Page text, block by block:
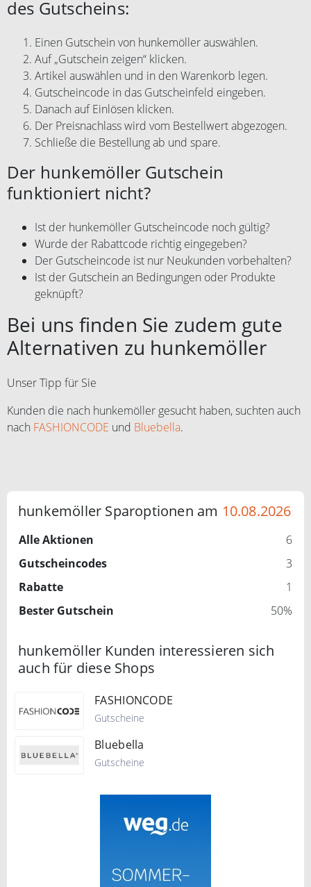
des Gutscheins:
Einen Gutschein von hunkemöller auswählen.
Auf „Gutschein zeigen“ klicken.
Artikel auswählen und in den Warenkorb legen.
Gutscheincode in das Gutscheinfeld eingeben.
Danach auf Einlösen klicken.
Der Preisnachlass wird vom Bestellwert abgezogen.
Schließe die Bestellung ab und spare.
Der hunkemöller Gutschein
funktioniert nicht?
Ist der hunkemöller Gutscheincode noch gültig?
Wurde der Rabattcode richtig eingegeben?
Der Gutscheincode ist nur Neukunden vorbehalten?
Ist der Gutschein an Bedingungen oder Produkte
geknüpft?
Bei uns finden Sie zudem gute
Alternativen zu hunkemöller
Unser Tipp für Sie
Kunden die nach hunkemöller gesucht haben, suchten auch
nach FASHIONCODE und Bluebella.
hunkemöller Sparoptionen am 10.08.2026
Alle Aktionen
6
Gutscheincodes
3
Rabatte
1
Bester Gutschein
50%
hunkemöller Kunden interessieren sich
auch für diese Shops
FASHIONCODE
Gutscheine
Bluebella
Gutscheine